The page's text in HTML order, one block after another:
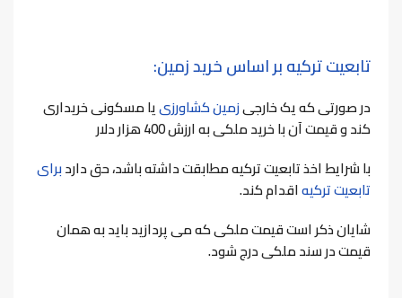
تابعیت ترکیه بر اساس خرید زمین:
در صورتی که یک خارجیزمین کشاورزییا مسکونی خریداری
کند و قیمت آن با خرید ملکی به ارزش 400 هزار دلار
با شرایط اخذ تابعیت ترکیه مطابقت داشته باشد، حق داردبرای
تابعیت ترکیهاقدام کند.
شایان ذکر است قیمت ملکی که می پردازید باید به همان
قیمت در سند ملکی درج شود.